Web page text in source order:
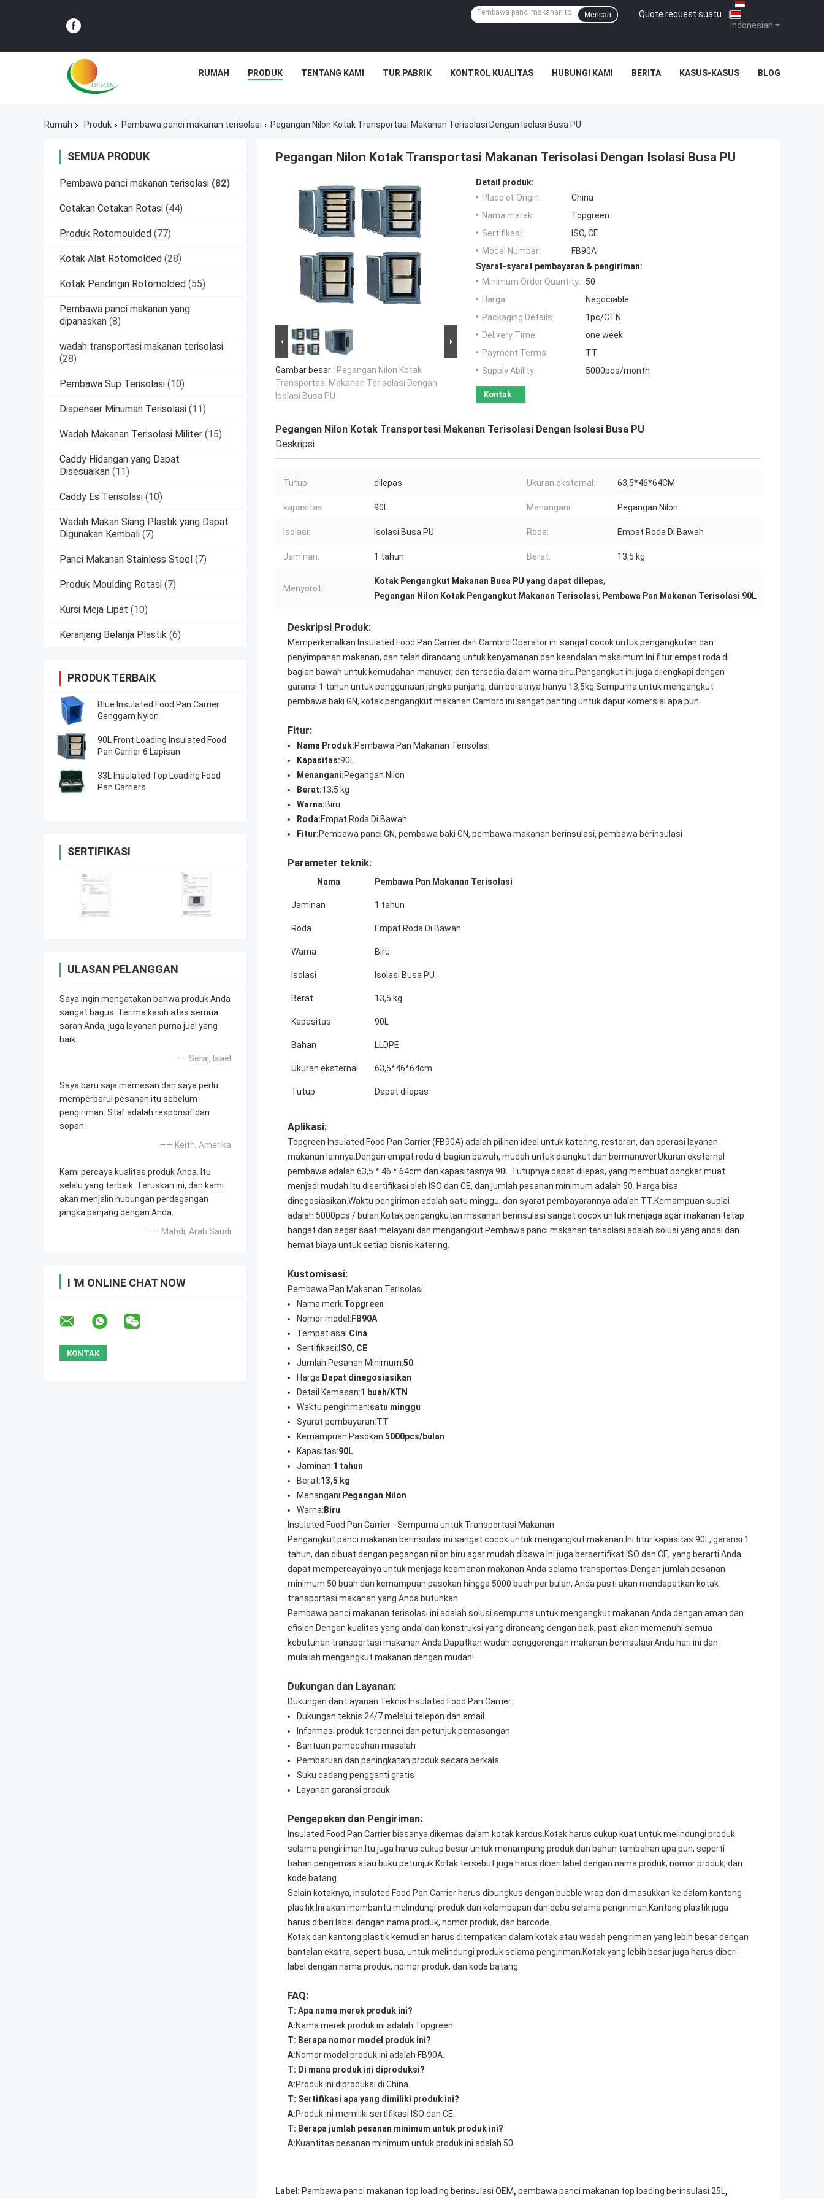
Indonesian
Quote request suatu |
Mencari
RUMAH PRODUK TENTANG KAMI TUR PABRIK KONTROL KUALITAS HUBUNGI KAMI BERITA KASUS-KASUS BLOG
Rumah Produk Pembawa panci makanan terisolasi Pegangan Nilon Kotak Transportasi Makanan Terisolasi Dengan Isolasi Busa PU
SEMUA PRODUK
Pembawa panci makanan terisolasi (82)
Cetakan Cetakan Rotasi (44)
Produk Rotomoulded (77)
Kotak Alat Rotomolded (28)
Kotak Pendingin Rotomolded (55)
Pembawa panci makanan yang
dipanaskan (8)
wadah transportasi makanan terisolasi
(28)
Pembawa Sup Terisolasi (10)
Dispenser Minuman Terisolasi (11)
Wadah Makanan Terisolasi Militer (15)
Caddy Hidangan yang Dapat
Disesuaikan (11)
Caddy Es Terisolasi (10)
Wadah Makan Siang Plastik yang Dapat
Digunakan Kembali (7)
Panci Makanan Stainless Steel (7)
Produk Moulding Rotasi (7)
Kursi Meja Lipat (10)
Keranjang Belanja Plastik (6)
PRODUK TERBAIK
Blue Insulated Food Pan Carrier
Genggam Nylon
90L Front Loading Insulated Food
Pan Carrier 6 Lapisan
33L Insulated Top Loading Food
Pan Carriers
SERTIFIKASI
ULASAN PELANGGAN
Saya ingin mengatakan bahwa produk Anda
sangat bagus. Terima kasih atas semua
saran Anda, juga layanan purna jual yang
baik.
—— Seraj, Isael
Saya baru saja memesan dan saya perlu
memperbarui pesanan itu sebelum
pengiriman. Staf adalah responsif dan
sopan.
—— Keith, Amerika
Kami percaya kualitas produk Anda. Itu
selalu yang terbaik. Teruskan ini, dan kami
akan menjalin hubungan perdagangan
jangka panjang dengan Anda.
—— Mahdi, Arab Saudi
I 'M ONLINE CHAT NOW
Pegangan Nilon Kotak Transportasi Makanan Terisolasi Dengan Isolasi Busa PU
Gambar besar : Pegangan Nilon Kotak
Transportasi Makanan Terisolasi Dengan
Isolasi Busa PU
Detail produk:
Place of Origin:
China
Nama merek:
Topgreen
Sertifikasi:
ISO, CE
Model Number:
FB90A
Syarat-syarat pembayaran & pengiriman:
Minimum Order Quantity:
50
Harga:
Negociable
Packaging Details:
1pc/CTN
Delivery Time:
one week
Payment Terms:
TT
Supply Ability:
5000pcs/month
Kontak
Pegangan Nilon Kotak Transportasi Makanan Terisolasi Dengan Isolasi Busa PU
Deskripsi
Tutup: dilepas Ukuran eksternal: 63,5*46*64CM
kapasitas: 90L Menangani: Pegangan Nilon
Isolasi: Isolasi Busa PU Roda: Empat Roda Di Bawah
Jaminan: 1 tahun Berat: 13,5 kg
Menyoroti:
Kotak Pengangkut Makanan Busa PU yang dapat dilepas,
Pegangan Nilon Kotak Pengangkut Makanan Terisolasi, Pembawa Pan Makanan Terisolasi 90L
Deskripsi Produk:
Memperkenalkan Insulated Food Pan Carrier dari Cambro!Operator ini sangat cocok untuk pengangkutan dan
penyimpanan makanan, dan telah dirancang untuk kenyamanan dan keandalan maksimum.Ini fitur empat roda di
bagian bawah untuk kemudahan manuver, dan tersedia dalam warna biru.Pengangkut ini juga dilengkapi dengan
garansi 1 tahun untuk penggunaan jangka panjang, dan beratnya hanya 13,5kg.Sempurna untuk mengangkut
pembawa baki GN, kotak pengangkut makanan Cambro ini sangat penting untuk dapur komersial apa pun.
Fitur:
Nama Produk:Pembawa Pan Makanan Terisolasi
Kapasitas:90L
Menangani:Pegangan Nilon
Berat:13,5 kg
Warna:Biru
Roda:Empat Roda Di Bawah
Fitur:Pembawa panci GN, pembawa baki GN, pembawa makanan berinsulasi, pembawa berinsulasi
Parameter teknik:
Nama Pembawa Pan Makanan Terisolasi
Jaminan 1 tahun
Roda Empat Roda Di Bawah
Warna Biru
Isolasi Isolasi Busa PU
Berat 13,5 kg
Kapasitas 90L
Bahan LLDPE
Ukuran eksternal 63,5*46*64cm
Tutup Dapat dilepas
Aplikasi:
Topgreen Insulated Food Pan Carrier (FB90A) adalah pilihan ideal untuk katering, restoran, dan operasi layanan
makanan lainnya.Dengan empat roda di bagian bawah, mudah untuk diangkut dan bermanuver.Ukuran eksternal
pembawa adalah 63,5 * 46 * 64cm dan kapasitasnya 90L.Tutupnya dapat dilepas, yang membuat bongkar muat
menjadi mudah.Itu disertifikasi oleh ISO dan CE, dan jumlah pesanan minimum adalah 50. Harga bisa
dinegosiasikan.Waktu pengiriman adalah satu minggu, dan syarat pembayarannya adalah TT.Kemampuan suplai
adalah 5000pcs / bulan.Kotak pengangkutan makanan berinsulasi sangat cocok untuk menjaga agar makanan tetap
hangat dan segar saat melayani dan mengangkut.Pembawa panci makanan terisolasi adalah solusi yang andal dan
hemat biaya untuk setiap bisnis katering.
Kustomisasi:
Pembawa Pan Makanan Terisolasi
Nama merk:Topgreen
Nomor model: FB90A
Tempat asal:Cina
Sertifikasi: ISO, CE
Jumlah Pesanan Minimum:50
Harga: Dapat dinegosiasikan
Detail Kemasan:1 buah/KTN
Waktu pengiriman:satu minggu
Syarat pembayaran:TT
Kemampuan Pasokan:5000pcs/bulan
Kapasitas:90L
Jaminan:1 tahun
Berat:13,5 kg
Menangani: Pegangan Nilon
Warna: Biru
Insulated Food Pan Carrier - Sempurna untuk Transportasi Makanan
Pengangkut panci makanan berinsulasi ini sangat cocok untuk mengangkut makanan.Ini fitur kapasitas 90L, garansi 1
tahun, dan dibuat dengan pegangan nilon biru agar mudah dibawa.Ini juga bersertifikat ISO dan CE, yang berarti Anda
dapat mempercayainya untuk menjaga keamanan makanan Anda selama transportasi.Dengan jumlah pesanan
minimum 50 buah dan kemampuan pasokan hingga 5000 buah per bulan, Anda pasti akan mendapatkan kotak
transportasi makanan yang Anda butuhkan.
Pembawa panci makanan terisolasi ini adalah solusi sempurna untuk mengangkut makanan Anda dengan aman dan
efisien.Dengan kualitas yang andal dan konstruksi yang dirancang dengan baik, pasti akan memenuhi semua
kebutuhan transportasi makanan Anda.Dapatkan wadah penggorengan makanan berinsulasi Anda hari ini dan
mulailah mengangkut makanan dengan mudah!
Dukungan dan Layanan:
Dukungan dan Layanan Teknis Insulated Food Pan Carrier:
Dukungan teknis 24/7 melalui telepon dan email
Informasi produk terperinci dan petunjuk pemasangan
Bantuan pemecahan masalah
Pembaruan dan peningkatan produk secara berkala
Suku cadang pengganti gratis
Layanan garansi produk
Pengepakan dan Pengiriman:
Insulated Food Pan Carrier biasanya dikemas dalam kotak kardus.Kotak harus cukup kuat untuk melindungi produk
selama pengiriman.Itu juga harus cukup besar untuk menampung produk dan bahan tambahan apa pun, seperti
bahan pengemas atau buku petunjuk.Kotak tersebut juga harus diberi label dengan nama produk, nomor produk, dan
kode batang.
Selain kotaknya, Insulated Food Pan Carrier harus dibungkus dengan bubble wrap dan dimasukkan ke dalam kantong
plastik.Ini akan membantu melindungi produk dari kelembapan dan debu selama pengiriman.Kantong plastik juga
harus diberi label dengan nama produk, nomor produk, dan barcode.
Kotak dan kantong plastik kemudian harus ditempatkan dalam kotak atau wadah pengiriman yang lebih besar dengan
bantalan ekstra, seperti busa, untuk melindungi produk selama pengiriman.Kotak yang lebih besar juga harus diberi
label dengan nama produk, nomor produk, dan kode batang.
FAQ:
T: Apa nama merek produk ini?
A:Nama merek produk ini adalah Topgreen.
T: Berapa nomor model produk ini?
A:Nomor model produk ini adalah FB90A.
T: Di mana produk ini diproduksi?
A:Produk ini diproduksi di China.
T: Sertifikasi apa yang dimiliki produk ini?
A:Produk ini memiliki sertifikasi ISO dan CE.
T: Berapa jumlah pesanan minimum untuk produk ini?
A:Kuantitas pesanan minimum untuk produk ini adalah 50.
Label: Pembawa panci makanan top loading berinsulasi OEM, pembawa panci makanan top loading berinsulasi 25L,